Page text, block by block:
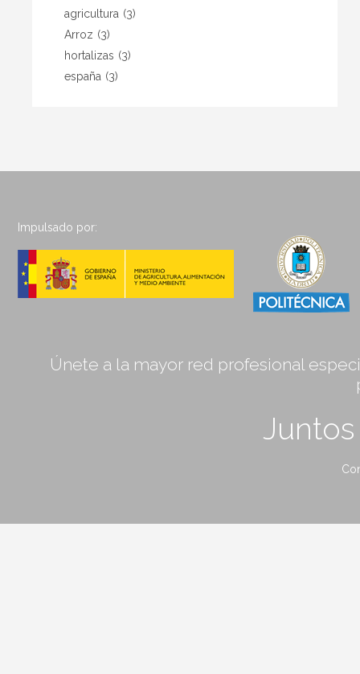
agricultura (3)
Arroz (3)
hortalizas (3)
españa (3)
Impulsado por:
Únete a la mayor red profesional